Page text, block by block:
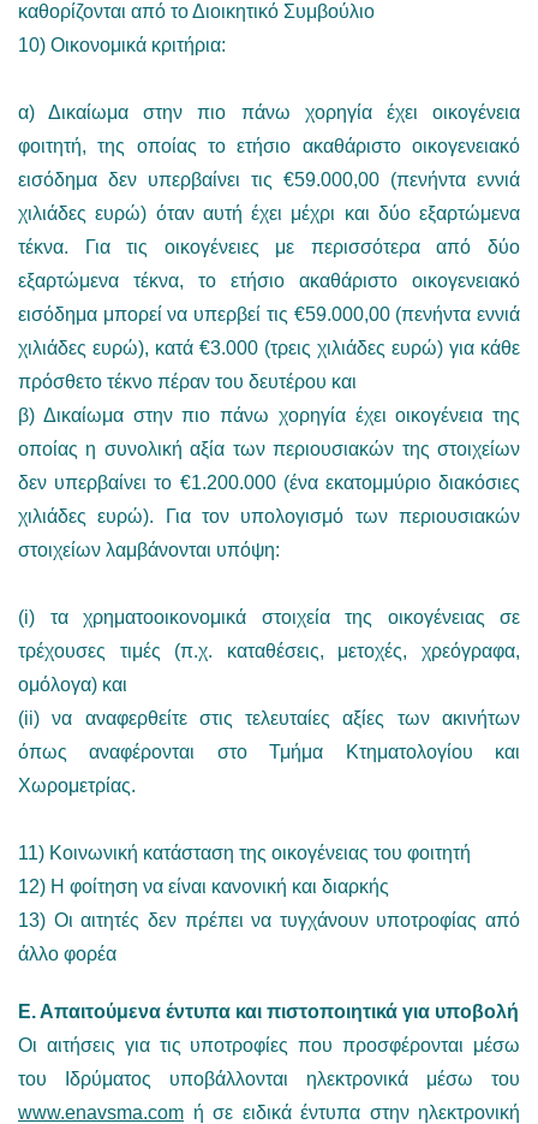
καθορίζονται από το Διοικητικό Συμβούλιο
10) Οικονομικά κριτήρια:
α) Δικαίωμα στην πιο πάνω χορηγία έχει οικογένεια
φοιτητή, της οποίας το ετήσιο ακαθάριστο οικογενειακό
εισόδημα δεν υπερβαίνει τις €59.000,00 (πενήντα εννιά
χιλιάδες ευρώ) όταν αυτή έχει μέχρι και δύο εξαρτώμενα
τέκνα. Για τις οικογένειες με περισσότερα από δύο
εξαρτώμενα τέκνα, το ετήσιο ακαθάριστο οικογενειακό
εισόδημα μπορεί να υπερβεί τις €59.000,00 (πενήντα εννιά
χιλιάδες ευρώ), κατά €3.000 (τρεις χιλιάδες ευρώ) για κάθε
πρόσθετο τέκνο πέραν του δευτέρου και
β) Δικαίωμα στην πιο πάνω χορηγία έχει οικογένεια της
οποίας η συνολική αξία των περιουσιακών της στοιχείων
δεν υπερβαίνει το €1.200.000 (ένα εκατομμύριο διακόσιες
χιλιάδες ευρώ). Για τον υπολογισμό των περιουσιακών
στοιχείων λαμβάνονται υπόψη:
(i) τα χρηματοοικονομικά στοιχεία της οικογένειας σε
τρέχουσες τιμές (π.χ. καταθέσεις, μετοχές, χρεόγραφα,
ομόλογα) και
(ii) να αναφερθείτε στις τελευταίες αξίες των ακινήτων
όπως αναφέρονται στο Τμήμα Κτηματολογίου και
Χωρομετρίας.
11) Κοινωνική κατάσταση της οικογένειας του φοιτητή
12) Η φοίτηση να είναι κανονική και διαρκής
13) Οι αιτητές δεν πρέπει να τυγχάνουν υποτροφίας από
άλλο φορέα
Ε. Απαιτούμενα έντυπα και πιστοποιητικά για υποβολή
Οι αιτήσεις για τις υποτροφίες που προσφέρονται μέσω
του Ιδρύματος υποβάλλονται ηλεκτρονικά μέσω του
www.enavsma.com ή σε ειδικά έντυπα στην ηλεκτρονική